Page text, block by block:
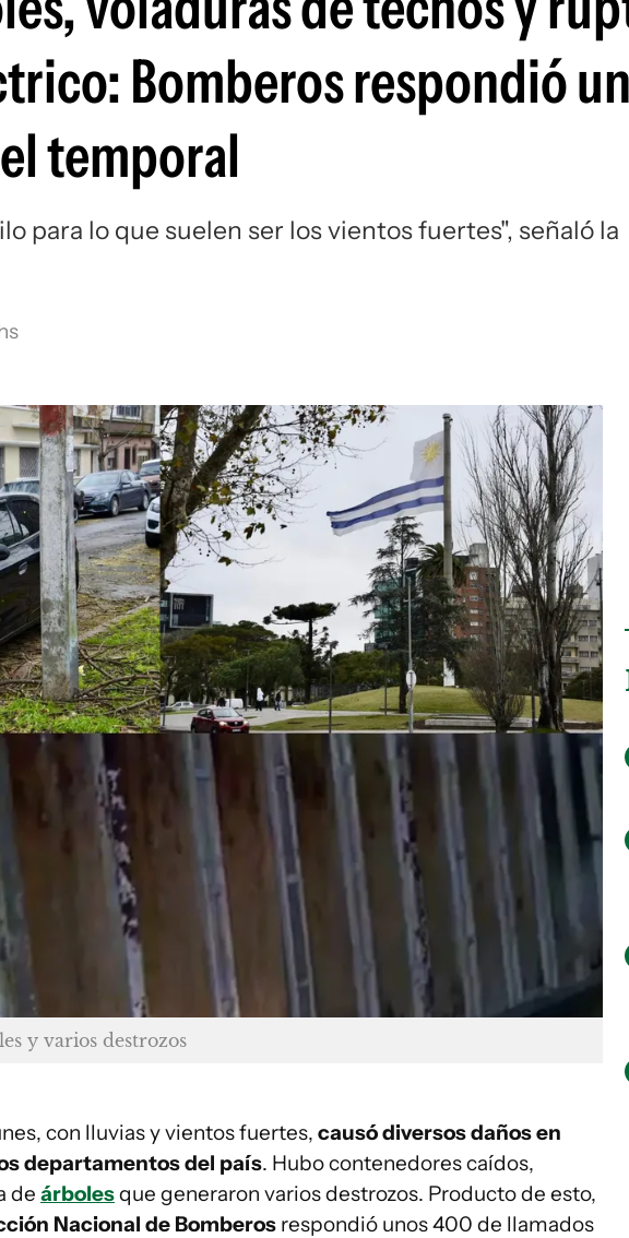
Bomberos respondió
temporal
para lo que suelen ser los vientos fuertes", señaló la
y varios destrozos
con lluvias y vientos fuertes, causó diversos daños en
departamentos del país. Hubo contenedores caídos,
de árbolesque generaron varios destrozos. Producto de esto,
Nacional de Bomberos respondió unos 400 de llamados